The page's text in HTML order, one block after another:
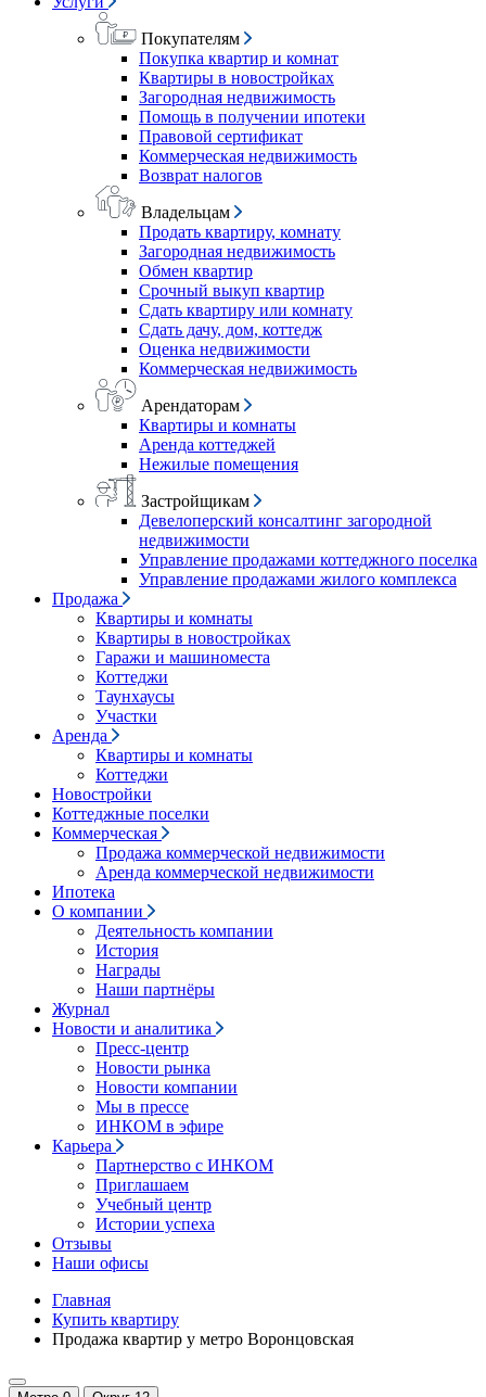
Покупателям
Покупка квартир и комнат
Квартиры в новостройках
Загородная недвижимость
Помощь в получении ипотеки
Правовой сертификат
Коммерческая недвижимость
Возврат налогов
Владельцам
Продать квартиру, комнату
Загородная недвижимость
Обмен квартир
Срочный выкуп квартир
Сдать квартиру или комнату
Сдать дачу, дом, коттедж
Оценка недвижимости
Коммерческая недвижимость
Арендаторам
Квартиры и комнаты
Аренда коттеджей
Нежилые помещения
Застройщикам
Девелоперский консалтинг загородной
недвижимости
Управление продажами коттеджного поселка
Управление продажами жилого комплекса
Продажа
Квартиры и комнаты
Квартиры в новостройках
Гаражи и машиноместа
Коттеджи
Таунхаусы
Участки
Аренда
Квартиры и комнаты
Коттеджи
Новостройки
Коттеджные поселки
Коммерческая
Продажа коммерческой недвижимости
Аренда коммерческой недвижимости
Ипотека
О компании
Деятельность компании
История
Награды
Наши партнёры
Журнал
Новости и аналитика
Пресс-центр
Новости рынка
Новости компании
Мы в прессе
ИНКОМ в эфире
Карьера
Партнерство с ИНКОМ
Приглашаем
Учебный центр
Истории успеха
Отзывы
Наши офисы
Главная
Купить квартиру
Продажа квартир у метро Воронцовская